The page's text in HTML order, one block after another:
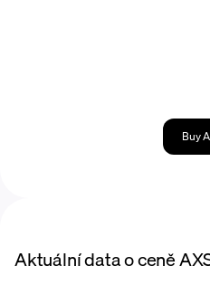
Buy
Aktuální data o ceně